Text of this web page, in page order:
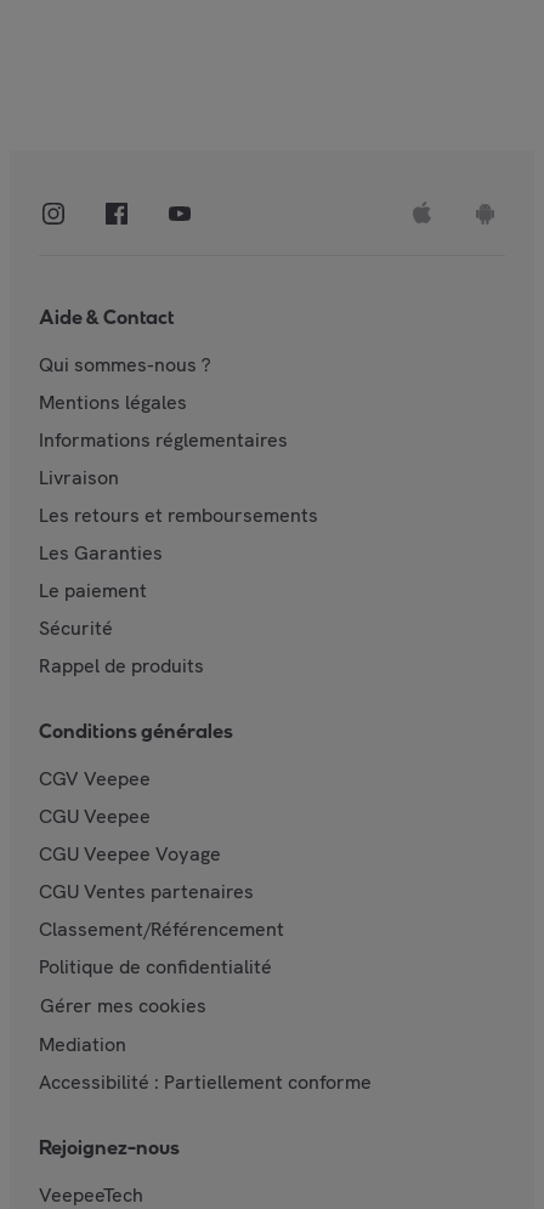
Aide & Contact
Qui sommes-nous ?
Mentions légales
Informations réglementaires
Livraison
Les retours et remboursements
Les Garanties
Le paiement
Sécurité
Rappel de produits
Conditions générales
CGV Veepee
CGU Veepee
CGU Veepee Voyage
CGU Ventes partenaires
Classement/Référencement
Politique de confidentialité
Gérer mes cookies
Mediation
Accessibilité : Partiellement conforme
Rejoignez-nous
VeepeeTech